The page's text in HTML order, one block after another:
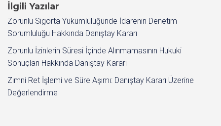
İlgili Yazılar
Zorunlu Sigorta Yükümlülüğünde İdarenin Denetim
Sorumluluğu Hakkında Danıştay Kararı
Zorunlu İzinlerin Süresi İçinde Alınmamasının Hukuki
Sonuçları Hakkında Danıştay Kararı
Zımni Ret İşlemi ve Süre Aşımı: Danıştay Kararı Üzerine
Değerlendirme